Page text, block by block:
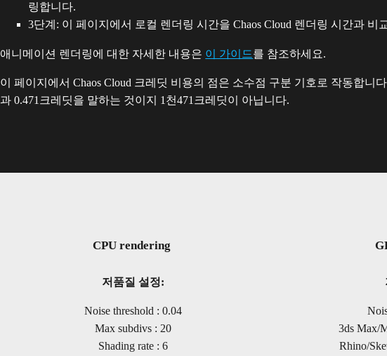
링합니다.
3단계: 이 페이지에서 로컬 렌더링 시간을 Chaos Cloud 렌더링 시간과 비
애니메이션 렌더링에 대한 자세한 내용은 이 가이드를 참조하세요.
이 페이지에서 Chaos Cloud 크레딧 비용의 점은 소수점 구분 기호로 작동합니
과 0.471크레딧을 말하는 것이지 1천471크레딧이 아닙니다.
CPU rendering
저품질 설정:
Noise threshold : 0.04
Max subdivs : 20
Shading rate : 6
3ds Max/
Rhino/